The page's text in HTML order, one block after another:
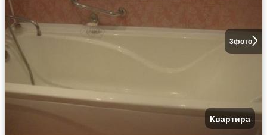
3фото
Квартира